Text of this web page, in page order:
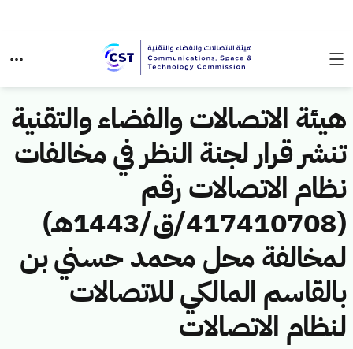
هيئة الاتصالات والفضاء والتقنية
تنشر قرار لجنة النظر في مخالفات
نظام الاتصالات رقم
(417410708/ق/1443هـ)
لمخالفة محل محمد حسني بن
بالقاسم المالكي للاتصالات
لنظام الاتصالات